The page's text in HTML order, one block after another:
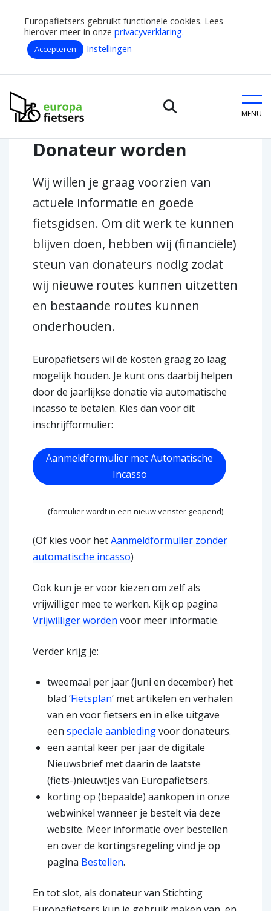
Europafietsers gebruikt functionele cookies. Lees
hierover meer in onze privacyverklaring.
Accepteren Instellingen
Europafietsers
MENU
Home
Donateur worden
Wij willen je graag voorzien van
actuele informatie en goede
fietsgidsen. Om dit werk te kunnen
blijven doen, hebben wij (financiële)
steun van donateurs nodig zodat
wij nieuwe routes kunnen uitzetten
en bestaande routes kunnen
onderhouden.
Europafietsers wil de kosten graag zo laag
mogelijk houden. Je kunt ons daarbij helpen
door de jaarlijkse donatie via automatische
incasso te betalen. Kies dan voor dit
inschrijfformulier:
Aanmeldformulier met Automatische
Incasso
(formulier wordt in een nieuw venster geopend)
(Of kies voor hetAanmeldformulier zonder
automatische incasso)
Ook kun je er voor kiezen om zelf als
vrijwilliger mee te werken. Kijk op pagina
Vrijwilliger wordenvoor meer informatie.
Verder krijg je:
tweemaal per jaar (juni en december) het
blad ‘Fietsplan‘ met artikelen en verhalen
van en voor fietsers en in elke uitgave
een speciale aanbiedingvoor donateurs.
een aantal keer per jaar de digitale
Nieuwsbrief met daarin de laatste
(fiets-)nieuwtjes van Europafietsers.
korting op (bepaalde) aankopen in onze
webwinkel wanneer je bestelt via deze
website. Meer informatie over bestellen
en over de kortingsregeling vind je op
pagina Bestellen.
En tot slot, als donateur van Stichting